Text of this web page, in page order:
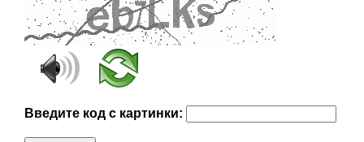
Введите код с картинки: